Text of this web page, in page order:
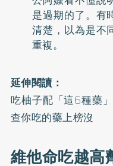
是過期的了。有
清楚，以為是不
重複。
延伸閱讀：
吃柚子配「這6種藥
查你吃的藥上榜沒
維他命吃越高